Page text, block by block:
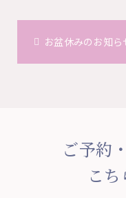
お盆休みのお知ら
ご予約
こ